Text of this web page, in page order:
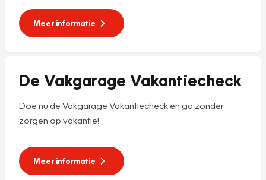
Meer informatie
De Vakgarage Vakantiecheck
Doe nu de Vakgarage Vakantiecheck en ga zonder
zorgen op vakantie!
Meer informatie